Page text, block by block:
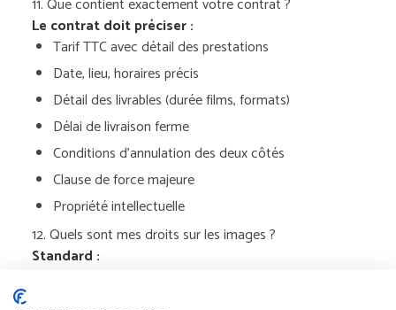
11. Que contient exactement votre contrat ?
Le contrat doit préciser :
Tarif TTC avec détail des prestations
Date, lieu, horaires précis
Détail des livrables (durée films, formats)
Délai de livraison ferme
Conditions d’annulation des deux côtés
Clause de force majeure
Propriété intellectuelle
12. Quels sont mes droits sur les images ?
Standard :
Le vidéaste garde les droits d’auteur (portfolio,